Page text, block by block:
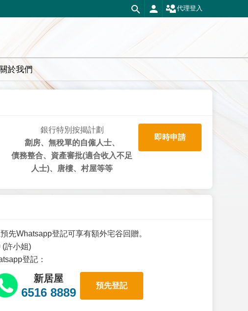
代理登入
關於我們
銀行特別按揭計劃
劏房、無稅單的自僱人士、
債務整合、資產審批(適合收入不足
人士)、唐樓、村屋等等
即時申請
先Whatsapp登記可享有額外宅谷回贈。
(許小姐)
登記：
新居屋
6516 8889
預先登記